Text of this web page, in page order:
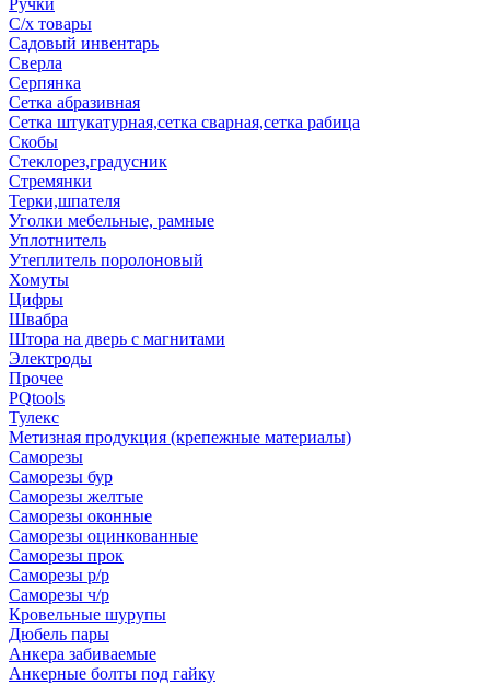
Ручки
С/х товары
Садовый инвентарь
Сверла
Серпянка
Сетка абразивная
Сетка штукатурная,сетка сварная,сетка рабица
Скобы
Стеклорез,градусник
Стремянки
Терки,шпателя
Уголки мебельные, рамные
Уплотнитель
Утеплитель поролоновый
Хомуты
Цифры
Швабра
Штора на дверь с магнитами
Электроды
Прочее
PQtools
Тулекс
Метизная продукция (крепежные материалы)
Саморезы
Саморезы бур
Саморезы желтые
Саморезы оконные
Саморезы оцинкованные
Саморезы прок
Саморезы р/р
Саморезы ч/р
Кровельные шурупы
Дюбель пары
Анкера забиваемые
Анкерные болты под гайку